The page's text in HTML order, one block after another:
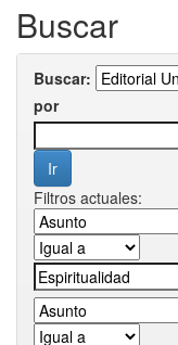
Buscar
Buscar:
por
Filtros actuales: